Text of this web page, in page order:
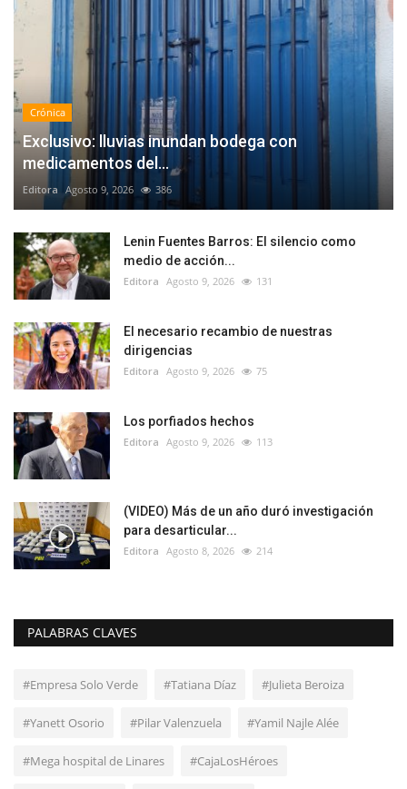
Crónica
Exclusivo: lluvias inundan bodega con
medicamentos del...
Editora Agosto 9, 2026 386
Lenin Fuentes Barros: El silencio como
medio de acción...
Editora Agosto 9, 2026 131
El necesario recambio de nuestras
dirigencias
Editora Agosto 9, 2026 75
Los porfiados hechos
Editora Agosto 9, 2026 113
(VIDEO) Más de un año duró investigación
para desarticular...
Editora Agosto 8, 2026 214
PALABRAS CLAVES
#Empresa Solo Verde #Tatiana Díaz #Julieta Beroiza
#Yanett Osorio #Pilar Valenzuela #Yamil Najle Alée
#Mega hospital de Linares #CajaLosHéroes